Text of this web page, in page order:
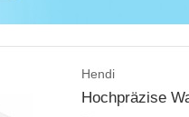
Hendi
Hochpräzise